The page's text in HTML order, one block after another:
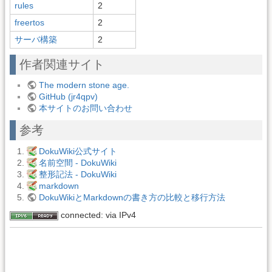
rules
2
freertos
2
サーバ構築
2
作者関連サイト
The modern stone age.
GitHub (jr4qpv)
本サイトのお問い合わせ
参考
DokuWiki公式サイト
名前空間 - DokuWiki
整形記法 - DokuWiki
markdown
DokuWikiとMarkdownの書き方の比較と移行方法
connected: via IPv4